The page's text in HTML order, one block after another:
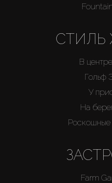
СТИЛЬ
В
Гольф
У
На
Роскошные
Farm